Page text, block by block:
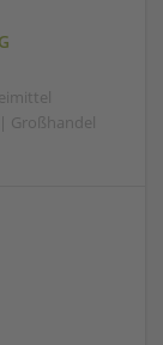
Großhandel